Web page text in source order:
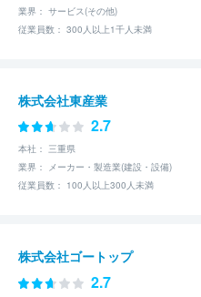
業界： サービス(その他)
従業員数： 300人以上1千人未満
株式会社東産業
2.7
本社： 三重県
業界： メーカー・製造業(建設・設備)
従業員数： 100人以上300人未満
株式会社ゴートップ
2.7